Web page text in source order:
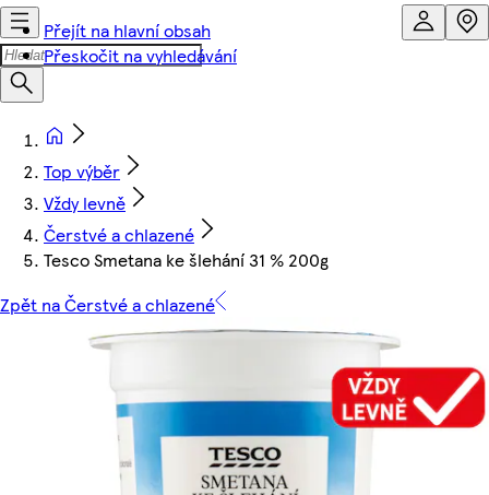
Přejít na hlavní obsah
Přeskočit na vyhledávání
Top výběr
Vždy levně
Čerstvé a chlazené
Tesco Smetana ke šlehání 31 % 200g
Zpět na Čerstvé a chlazené